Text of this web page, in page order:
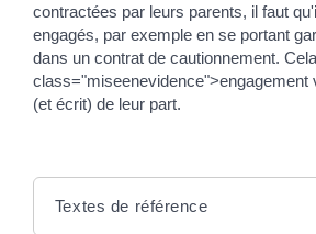
contractées par leurs parents, il faut
engagés, par exemple en se portant
dans un contrat de cautionnement.
class="miseenevidence">engagement
(et écrit) de leur part.
Textes de référence